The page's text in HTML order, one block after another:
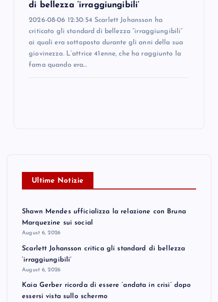
di bellezza ‘irraggiungibili’
2026-08-06 12:30:54 Scarlett Johansson ha
criticato gli standard di bellezza “irraggiungibili”
ai quali era sottoposta durante gli anni della sua
giovinezza. L’attrice 41enne, che ha raggiunto la
fama quando era…
Ultime Notizie
Shawn Mendes ufficializza la relazione con Bruna
Marquezine sui social
August 6, 2026
Scarlett Johansson critica gli standard di bellezza
‘irraggiungibili’
August 6, 2026
Kaia Gerber ricorda di essere ‘andata in crisi’ dopo
essersi vista sullo schermo